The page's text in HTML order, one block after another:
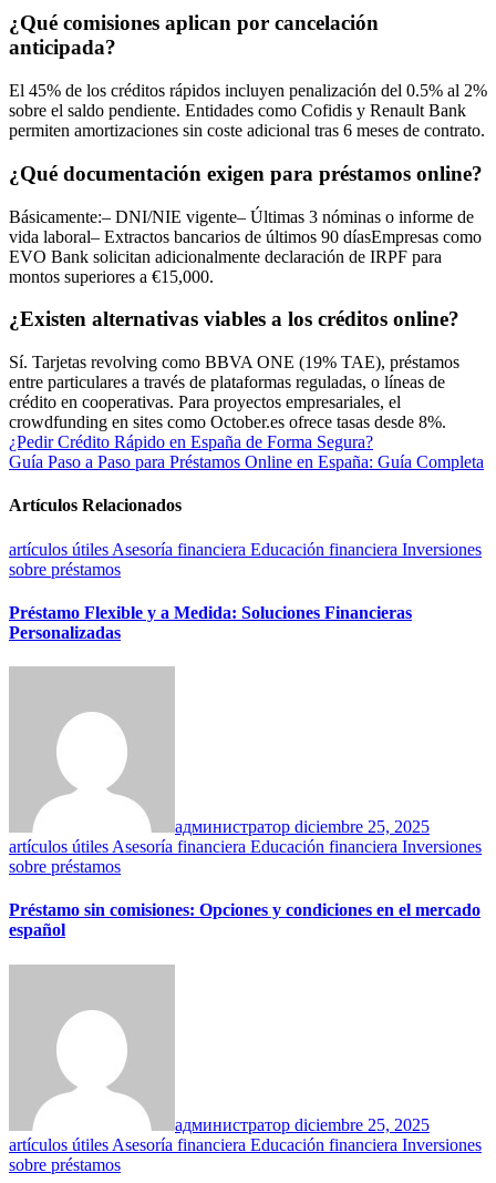
¿Qué comisiones aplican por cancelación
anticipada?
El 45% de los créditos rápidos incluyen penalización del 0.5% al 2%
sobre el saldo pendiente. Entidades como Cofidis y Renault Bank
permiten amortizaciones sin coste adicional tras 6 meses de contrato.
¿Qué documentación exigen para préstamos online?
Básicamente:– DNI/NIE vigente– Últimas 3 nóminas o informe de
vida laboral– Extractos bancarios de últimos 90 díasEmpresas como
EVO Bank solicitan adicionalmente declaración de IRPF para
montos superiores a €15,000.
¿Existen alternativas viables a los créditos online?
Sí. Tarjetas revolving como BBVA ONE (19% TAE), préstamos
entre particulares a través de plataformas reguladas, o líneas de
crédito en cooperativas. Para proyectos empresariales, el
crowdfunding en sites como October.es ofrece tasas desde 8%.
Navegación
de
entradas
¿Pedir Crédito Rápido en España de Forma Segura?
Guía Paso a Paso para Préstamos Online en España: Guía Completa
Artículos Relacionados
artículos útiles Asesoría financiera Educación financiera Inversiones
sobre préstamos
Préstamo Flexible y a Medida: Soluciones Financieras
Personalizadas
администратор diciembre 25, 2025
artículos útiles Asesoría financiera Educación financiera Inversiones
sobre préstamos
Préstamo sin comisiones: Opciones y condiciones en el mercado
español
администратор diciembre 25, 2025
artículos útiles Asesoría financiera Educación financiera Inversiones
sobre préstamos